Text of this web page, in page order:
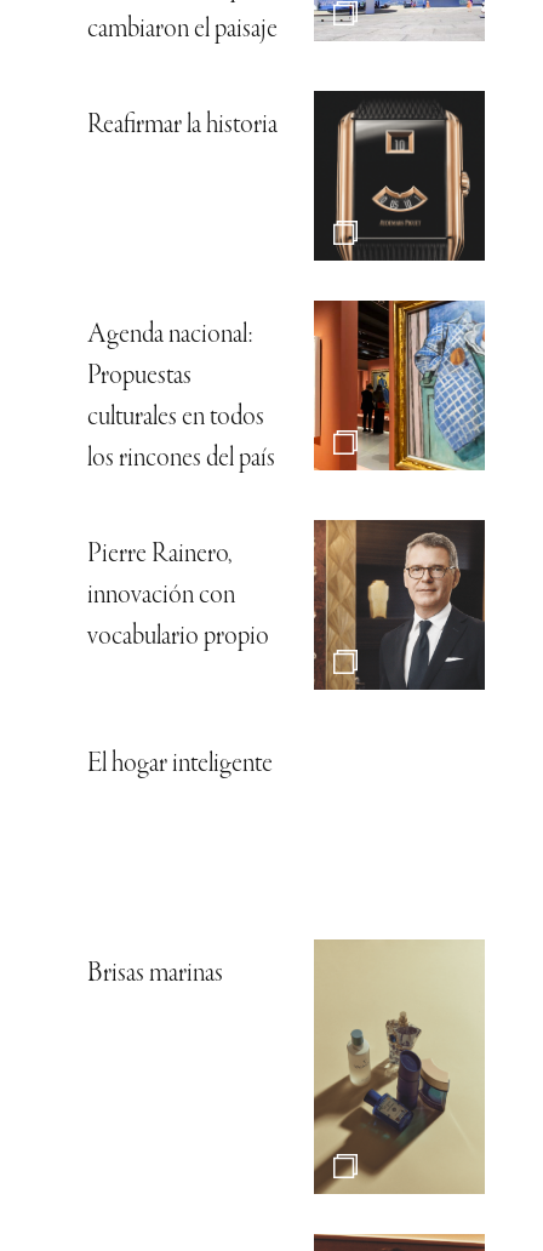
cambiaron el paisaje
Reafirmar la historia
Agenda nacional:
Propuestas
culturales en todos
los rincones del país
Pierre Rainero,
innovación con
vocabulario propio
El hogar inteligente
Brisas marinas